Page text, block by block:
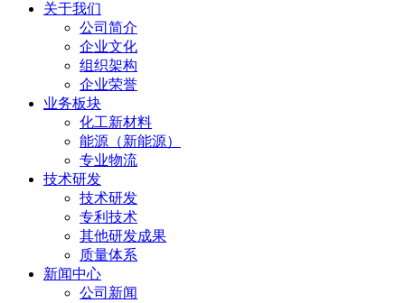
关于我们
公司简介
企业文化
组织架构
企业荣誉
业务板块
化工新材料
能源（新能源）
专业物流
技术研发
技术研发
专利技术
其他研发成果
质量体系
新闻中心
公司新闻